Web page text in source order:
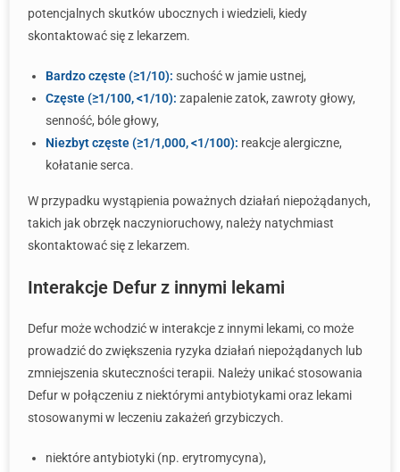
potencjalnych skutków ubocznych i wiedzieli, kiedy
skontaktować się z lekarzem.
Bardzo częste (≥1/10): suchość w jamie ustnej,
Częste (≥1/100, <1/10): zapalenie zatok, zawroty głowy,
senność, bóle głowy,
Niezbyt częste (≥1/1,000, <1/100): reakcje alergiczne,
kołatanie serca.
W przypadku wystąpienia poważnych działań niepożądanych,
takich jak obrzęk naczynioruchowy, należy natychmiast
skontaktować się z lekarzem.
Interakcje Defur z innymi lekami
Defur może wchodzić w interakcje z innymi lekami, co może
prowadzić do zwiększenia ryzyka działań niepożądanych lub
zmniejszenia skuteczności terapii. Należy unikać stosowania
Defur w połączeniu z niektórymi antybiotykami oraz lekami
stosowanymi w leczeniu zakażeń grzybiczych.
niektóre antybiotyki (np. erytromycyna),